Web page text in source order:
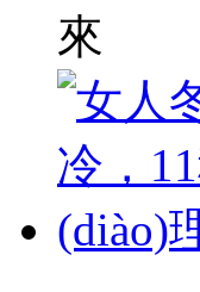
來